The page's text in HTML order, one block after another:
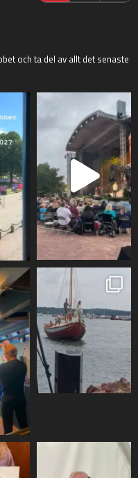
och ta del av allt det senaste